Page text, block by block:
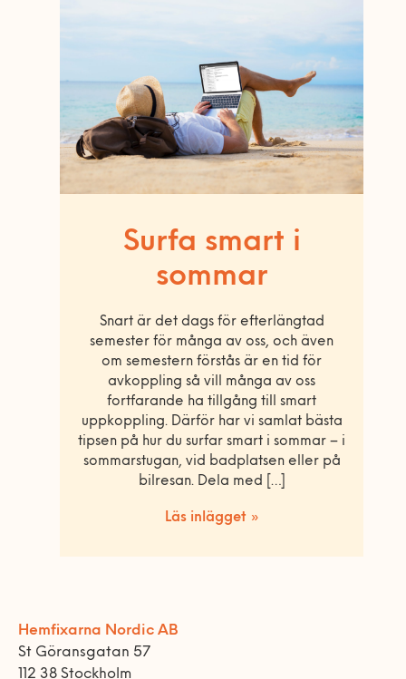
Surfa smart i
sommar
Snart är det dags för efterlängtad
semester för många av oss, och även
om semestern förstås är en tid för
avkoppling så vill många av oss
fortfarande ha tillgång till smart
uppkoppling. Därför har vi samlat bästa
tipsen på hur du surfar smart i sommar – i
sommarstugan, vid badplatsen eller på
bilresan. Dela med […]
Läs inlägget »
Hemfixarna Nordic AB
St Göransgatan 57
112 38 Stockholm